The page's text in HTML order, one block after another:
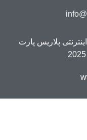
پلاریس پارت